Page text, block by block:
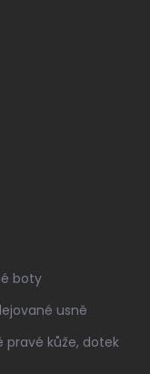
boty
usně
pravé kůže, dotek